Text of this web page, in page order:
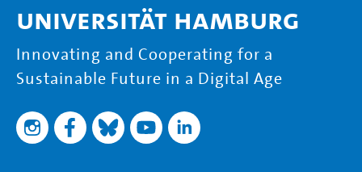
Universität Hamburg
Innovating and Cooperating for a
Sustainable Future in a Digital Age